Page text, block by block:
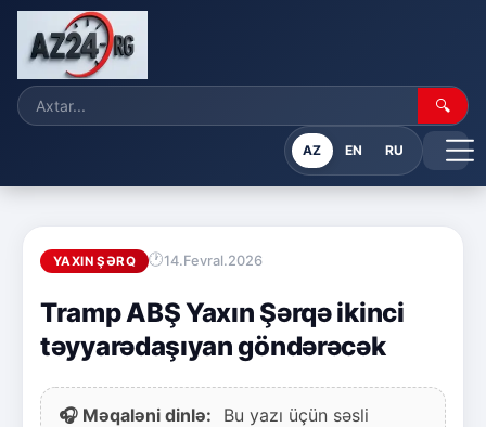
🔍
AZ EN RU
YAXIN ŞƏRQ 14.Fevral.2026
Tramp ABŞ Yaxın Şərqə ikinci
təyyarədaşıyan göndərəcək
🎧 Məqaləni dinlə:
Bu yazı üçün səsli